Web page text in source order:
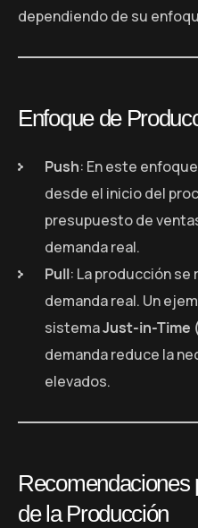
dependiendo de su
Enfoque de
Push: En este
desde el inicio del
presupuesto de
demanda real.
Pull: La producción
demanda real. Un
sistemaJust-in-Time
demanda reduce la
elevados.
Recomendaciones
de la Producción